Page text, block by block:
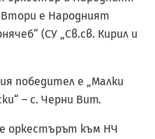
е Народният
(СУ „Св.св. Кирил и
победител е „Малки
– с. Черни Вит.
оркестърът към НЧ